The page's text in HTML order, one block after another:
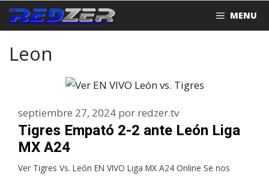
Saltar
al
MENU
Leon
Tigres Empató 2-2 ante León Liga
MX A24
septiembre 27, 2024 por redzer.tv
Ver Tigres Vs. León EN VIVO Liga MX A24 Online Se nos